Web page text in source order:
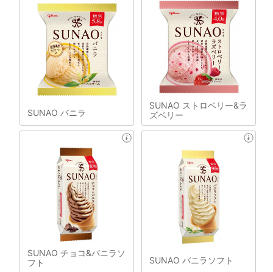
SUNAO バニラ
SUNAO ストロベリー&ラ
ズベリー
SUNAO チョコ&バニラソ
フト
SUNAO バニラソフト